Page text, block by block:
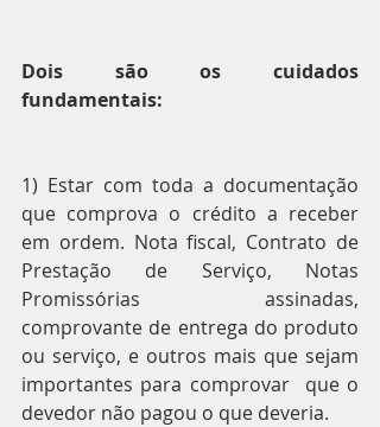
Dois são os cuidados
fundamentais:
1) Estar com toda a documentação
que comprova o crédito a receber
em ordem. Nota fiscal, Contrato de
Prestação de Serviço, Notas
Promissórias assinadas,
comprovante de entrega do produto
ou serviço, e outros mais que sejam
importantes para comprovar  que o
devedor não pagou o que deveria.